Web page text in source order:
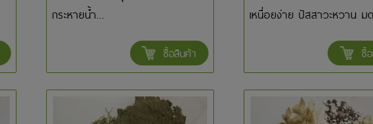
กระหายน้ำ...
ซื้อสินค้า
เหนื่อยง่าย ปัสสาวะหวาน ม
ซื้